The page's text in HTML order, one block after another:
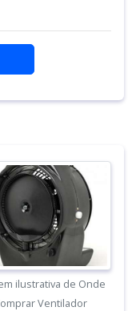
ilustrativa de Onde
Ventilador